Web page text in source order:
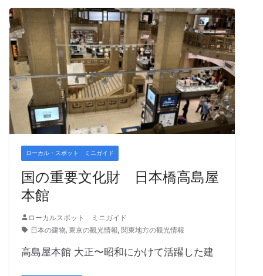
ローカル・スポット ミニガイド
国の重要文化財 日本橋高島屋
本館
ローカルスポット ミニガイド
日本の建物,東京の観光情報,関東地方の観光情報
高島屋本館 大正〜昭和にかけて活躍した建